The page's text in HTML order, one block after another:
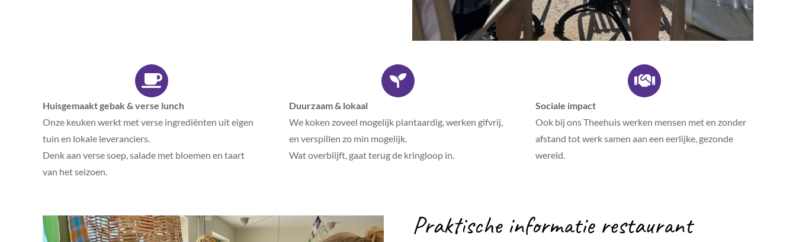
Huisgemaakt gebak & verse lunch
Onze keuken werkt met verse ingrediënten uit eigen
tuin en lokale leveranciers.
Denk aan verse soep, salade met bloemen en taart
van het seizoen.
Duurzaam & lokaal
We koken zoveel mogelijk plantaardig, werken gifvrij,
en verspillen zo min mogelijk.
Wat overblijft, gaat terug de kringloop in.
Sociale impact
Ook bij ons Theehuis werken mensen met en zonder
afstand tot werk samen aan een eerlijke, gezonde
wereld.
Praktische informatie restaurant